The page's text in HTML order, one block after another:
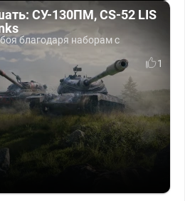
СУ-130ПМ, CS-52 LIS
благодаря наборам с
1